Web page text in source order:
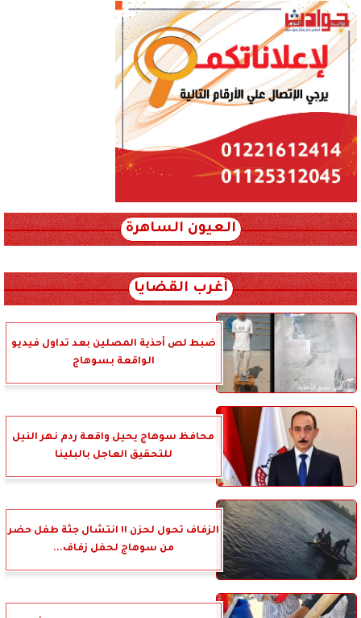
العيون الساهرة
أغرب القضايا
ضبط لص أحذية المصلين بعد تداول فيديو
الواقعة بسوهاج
محافظ سوهاج يحيل واقعة ردم نهر النيل
للتحقيق العاجل بالبلينا
الزفاف تحول لحزن !! انتشال جثة طفل حضر
من سوهاج لحفل زفاف...